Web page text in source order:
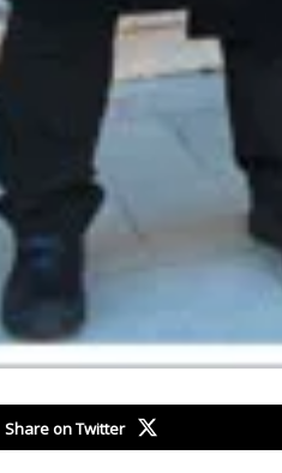
Share on Twitter